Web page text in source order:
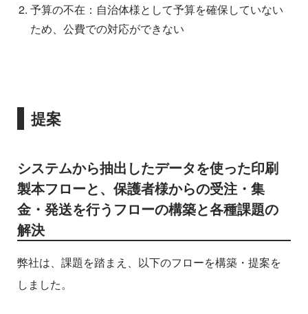
予算の不在：自治体様として予算を確保していない
ため、公費での対応ができない
提案
システムから抽出したデータを使った印刷
製本フローと、保護者様からの受注・集
金・発送を行うフローの構築と各種課題の
解決
弊社は、課題を踏まえ、以下のフローを構築・提案を
しました。